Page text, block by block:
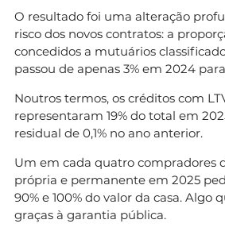
O resultado foi uma alteração
risco dos novos contratos: a
concedidos a mutuários
passou de apenas 3% em 2024
Noutros termos, os créditos com
representaram 19% do total em
residual de 0,1% no ano anterior.
Um em cada quatro compradores
própria e permanente em 2025
90% e 100% do valor da casa. Algo
graças à garantia pública.